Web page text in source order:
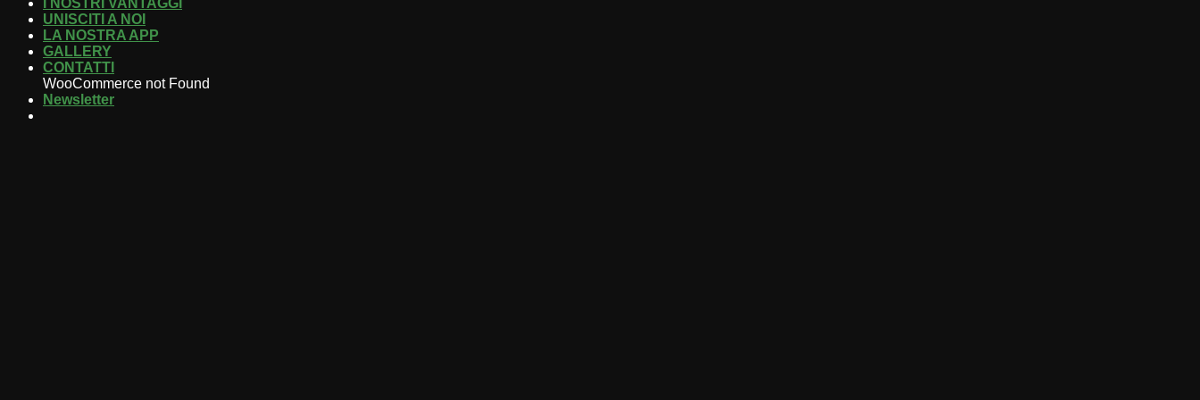
I NOSTRI VANTAGGI
UNISCITI A NOI
LA NOSTRA APP
GALLERY
CONTATTI
WooCommerce not Found
Newsletter